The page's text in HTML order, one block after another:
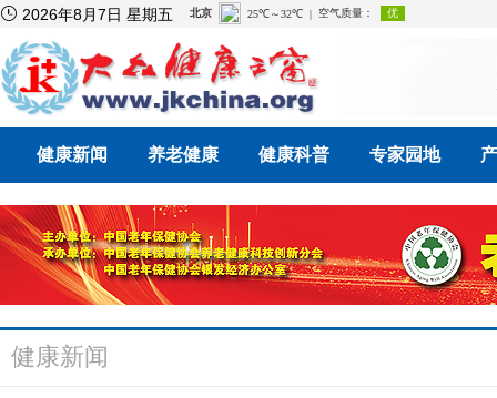
 2026年8月7日 星期五
健康新闻 养老健康 健康科普 专家园地
健康新闻